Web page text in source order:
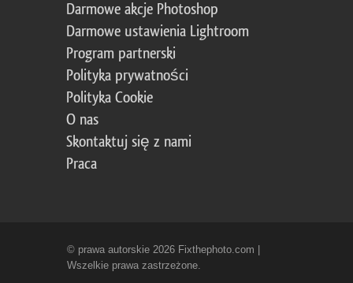
Darmowe akcje Photoshop
Darmowe ustawienia Lightroom
Program partnerski
Polityka prywatności
Polityka Cookie
O nas
Skontaktuj się z nami
Praca
© prawa autorskie 2026 Fixthephoto.com |
Wszelkie prawa zastrzeżone.